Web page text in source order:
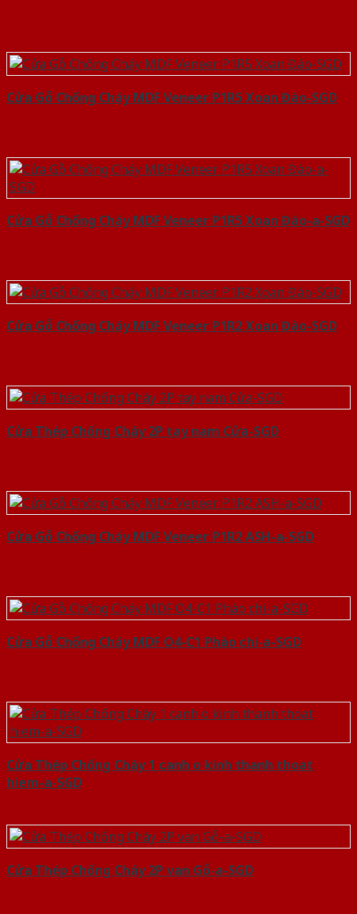
Cửa Gỗ Chống Cháy MDF Veneer P1R5 Xoan Đào-SGD
Cửa Gỗ Chống Cháy MDF Veneer P1R5 Xoan Đào-a-SGD
Cửa Gỗ Chống Cháy MDF Veneer P1R2 Xoan Đào-SGD
Cửa Thép Chống Cháy 2P tay nam Cửa-SGD
Cửa Gỗ Chống Cháy MDF Veneer P1R2 ASH-a-SGD
Cửa Gỗ Chống Cháy MDF O4-C1 Phào chi-a-SGD
Cửa Thép Chống Cháy 1 canh o kinh thanh thoat
hiem-a-SGD
Cửa Thép Chống Cháy 2P van Gỗ-a-SGD